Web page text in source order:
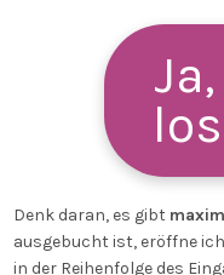
Denk daran, es gibt
ausgebucht ist, eröffne
in der Reihenfolge des